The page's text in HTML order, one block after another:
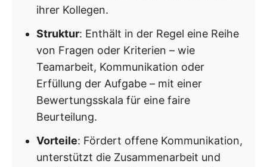
ihrer Kollegen.
Struktur: Enthält in der Regel eine Reihe
von Fragen oder Kriterien – wie
Teamarbeit, Kommunikation oder
Erfüllung der Aufgabe – mit einer
Bewertungsskala für eine faire
Beurteilung.
Vorteile: Fördert offene Kommunikation,
unterstützt die Zusammenarbeit und